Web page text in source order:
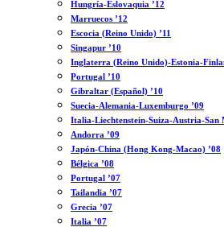
Hungría-Eslovaquia ’12
Marruecos ’12
Escocia (Reino Unido) ’11
Singapur ’10
Inglaterra (Reino Unido)-Estonia-
Portugal ’10
Gibraltar (Español) ’10
Suecia-Alemania-Luxemburgo ’09
Italia-Liechtenstein-Suiza-Austria-San
Andorra ’09
Japón-China (Hong Kong-Macao) ’08
Bélgica ’08
Portugal ’07
Tailandia ’07
Grecia ’07
Italia ’07